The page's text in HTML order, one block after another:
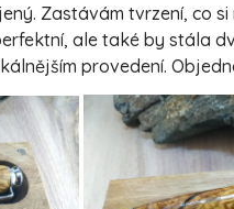
Zastávám tvrzení, co
ale také by stála
provedení.